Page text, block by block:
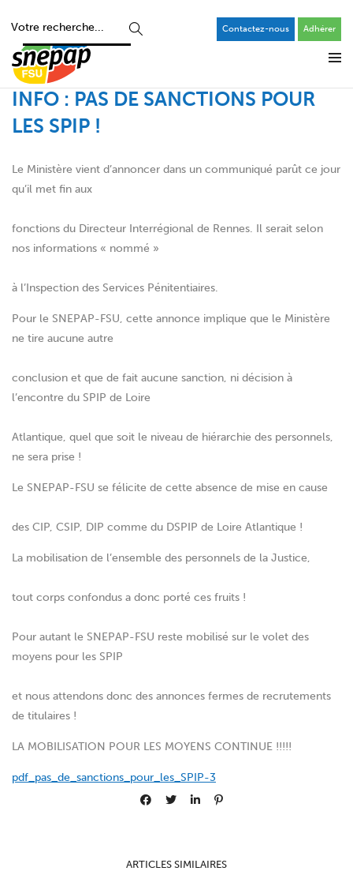
Contactez-nous Adhérer
INFO : PAS DE SANCTIONS POUR
LES SPIP !
Le Ministère vient d’annoncer dans un communiqué parût ce jour
qu’il met fin aux
fonctions du Directeur Interrégional de Rennes. Il serait selon
nos informations « nommé »
à l’Inspection des Services Pénitentiaires.
Pour le SNEPAP-FSU, cette annonce implique que le Ministère
ne tire aucune autre
conclusion et que de fait aucune sanction, ni décision à
l’encontre du SPIP de Loire
Atlantique, quel que soit le niveau de hiérarchie des personnels,
ne sera prise !
Le SNEPAP-FSU se félicite de cette absence de mise en cause
des CIP, CSIP, DIP comme du DSPIP de Loire Atlantique !
La mobilisation de l’ensemble des personnels de la Justice,
tout corps confondus a donc porté ces fruits !
Pour autant le SNEPAP-FSU reste mobilisé sur le volet des
moyens pour les SPIP
et nous attendons donc des annonces fermes de recrutements
de titulaires !
LA MOBILISATION POUR LES MOYENS CONTINUE !!!!!
pdf_pas_de_sanctions_pour_les_SPIP-3
ARTICLES SIMILAIRES